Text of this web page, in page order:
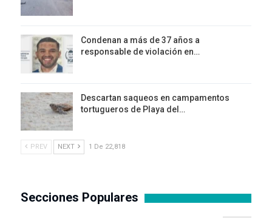
Condenan a más de 37 años a
responsable de violación en…
Descartan saqueos en campamentos
tortugueros de Playa del…
PREV NEXT 1 De 22,818
Secciones Populares